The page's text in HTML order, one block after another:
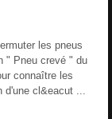
les pneus
" Pneu crevé " du
connaître les
cl&eacut ...